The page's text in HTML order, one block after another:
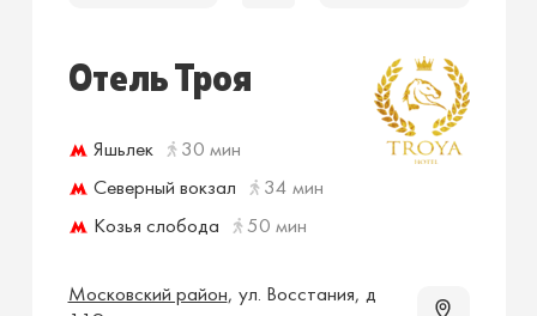
Отель Троя
Яшьлек
30 мин
Северный вокзал
34 мин
Козья слобода
50 мин
Московский район, ул. Восстания, д